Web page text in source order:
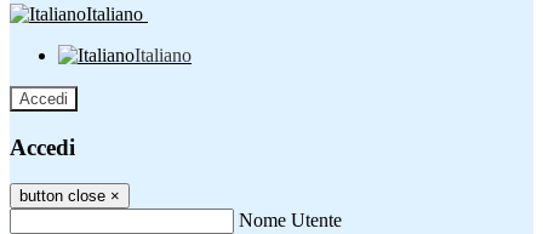
Italiano
Italiano
Accedi
Accedi
button close ×
Nome Utente